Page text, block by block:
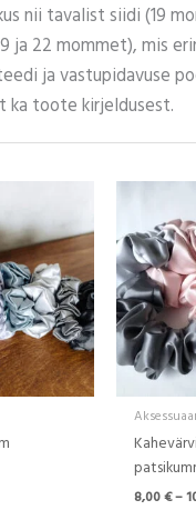
nii tavalist siidi (19
ja 22 mommet), mis
ja vastupidavuse
ka toote kirjeldusest.
€
8,00€–